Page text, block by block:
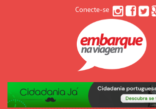
Conecte-se